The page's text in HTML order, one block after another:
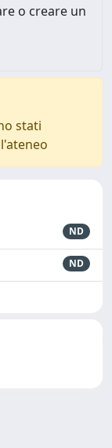
o creare un
stati
ND
ND